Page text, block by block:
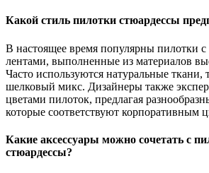
Какой стиль пилотки стюардессы
В настоящее время популярны пилотки
лентами, выполненные из материалов
Часто используются натуральные ткани,
шелковый микс. Дизайнеры также
цветами пилоток, предлагая
которые соответствуют корпоративным
Какие аксессуары можно сочетать с
стюардессы?